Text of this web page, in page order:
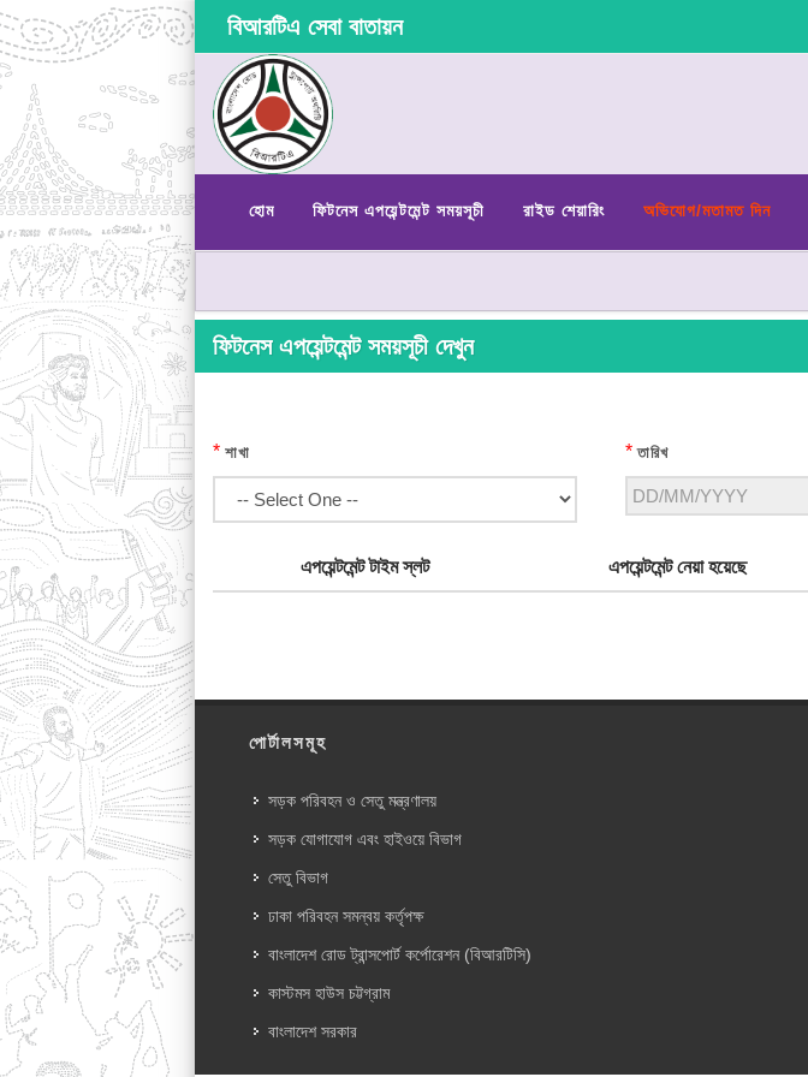
বিআরটিএ সেবা বাতায়ন
হোম ফিটনেস এপয়েন্টমেন্ট সময়সূচী রাইড শেয়ারিং অভিযোগ/মতামত দিন
ফিটনেস এপয়েন্টমেন্ট সময়সূচী দেখুন
* শাখা * তারিখ
এপয়েন্টমেন্ট টাইম স্লট এপয়েন্টমেন্ট নেয়া হয়েছে
পোর্টালসমূহ
সড়ক পরিবহন ও সেতু মন্ত্রণালয়
সড়ক যোগাযোগ এবং হাইওয়ে বিভাগ
সেতু বিভাগ
ঢাকা পরিবহন সমন্বয় কর্তৃপক্ষ
বাংলাদেশ রোড ট্রান্সপোর্ট কর্পোরেশন (বিআরটিসি)
কাস্টমস হাউস চট্টগ্রাম
বাংলাদেশ সরকার